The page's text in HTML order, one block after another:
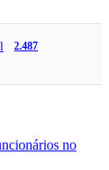
2.487
no